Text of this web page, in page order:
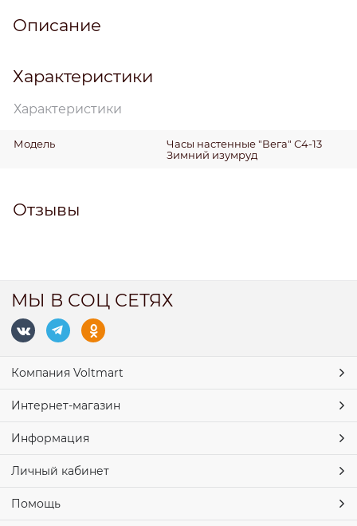
Описание
Характеристики
Характеристики
Модель
Часы настенные "Вега" С4-13
Зимний изумруд
Отзывы
МЫ В СОЦ СЕТЯХ
Компания Voltmart
Интернет-магазин
Информация
Личный кабинет
Помощь